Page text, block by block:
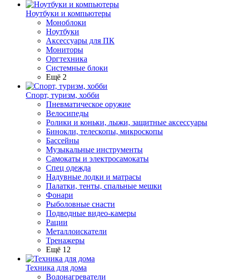
Ноутбуки и компьютеры
Моноблоки
Ноутбуки
Аксессуары для ПК
Мониторы
Оргтехника
Системные блоки
Ещё 2
Спорт, туризм, хобби
Пневматическое оружие
Велосипеды
Ролики и коньки, лыжи, защитные аксессуары
Бинокли, телескопы, микроскопы
Бассейны
Музыкальные инструменты
Самокаты и электросамокаты
Спец одежда
Надувные лодки и матрасы
Палатки, тенты, спальные мешки
Фонари
Рыболовные снасти
Подводные видео-камеры
Рации
Металлоискатели
Тренажеры
Ещё 12
Техника для дома
Водонагреватели